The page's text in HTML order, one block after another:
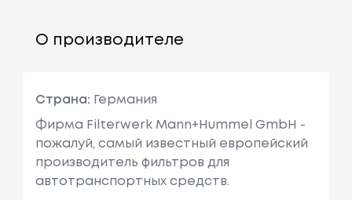
О производителе
Страна: Германия
Фирма Filterwerk Mann+Hummel GmbH -
пожалуй, самый известный европейский
производитель фильтров для
автотранспортных средств.